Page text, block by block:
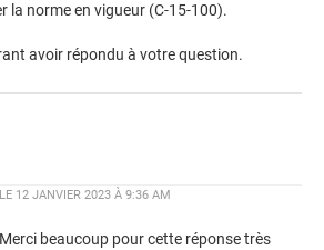
la norme en vigueur (C-15-100).
avoir répondu à votre question.
LE 12 JANVIER 2023 À 9:36 AM
Merci beaucoup pour cette réponse très